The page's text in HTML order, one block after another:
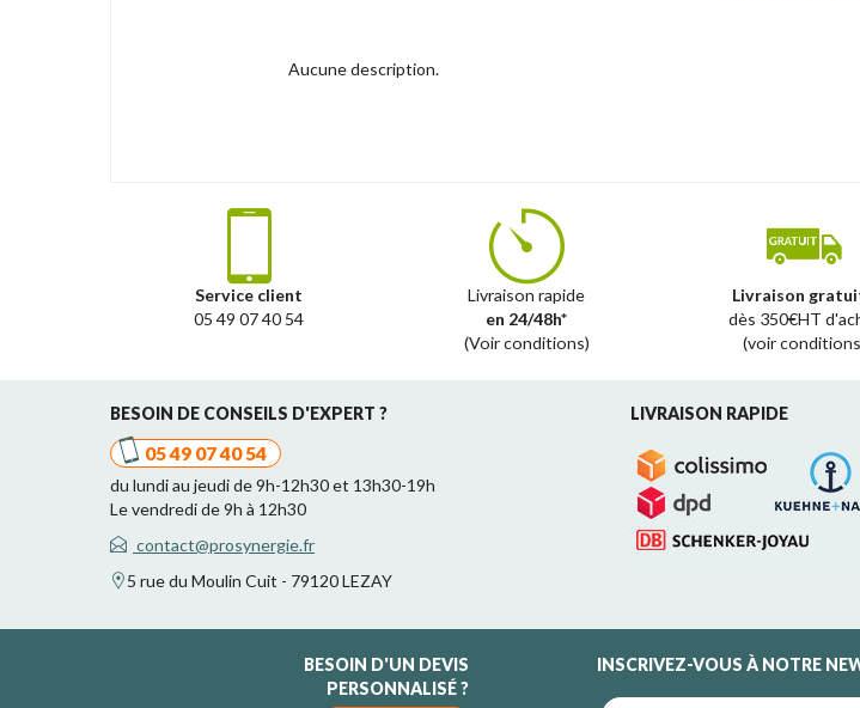
Aucune description.
Service client
05 49 07 40 54
Livraison rapide
en 24/48h*
(Voir conditions)
Livraison
dès 350€HT
(voir
BESOIN DE CONSEILS D'EXPERT ?
05 49 07 40 54
du lundi au jeudi de 9h-12h30 et 13h30-19h
Le vendredi de 9h à 12h30
contact@prosynergie.fr
5 rue du Moulin Cuit - 79120 LEZAY
LIVRAISON RAPIDE
BESOIN D'UN DEVIS
PERSONNALISÉ ?
INSCRIVEZ-VOUS À NOTRE